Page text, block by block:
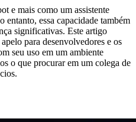
e mais como um assistente
essa capacidade também
significativas. Este artigo
para desenvolvedores e os
seu uso em um ambiente
o que procurar em um colega de